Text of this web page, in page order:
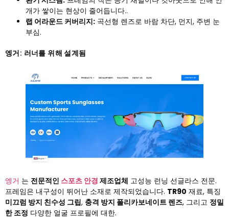
개가 쌓이는 현상이 줄어듭니다..
랩 어라운드 커버리지: 곡선형 렌즈로 바람 차단, 먼지, 주변 눈
부심.
엥거: 러너를 위해 설계됨
엥거 는 전문적인 스포츠 안경 제조업체 고성능 런닝 선글라스 전문.
프레임은 내구성이 뛰어난 소재로 제작되었습니다. TR90 재료, 특징
미끄럼 방지 친수성 그립, 충격 방지 폴리카보네이트 렌즈, 그리고 정밀
한 조정 다양한 얼굴 프로필에 대한.